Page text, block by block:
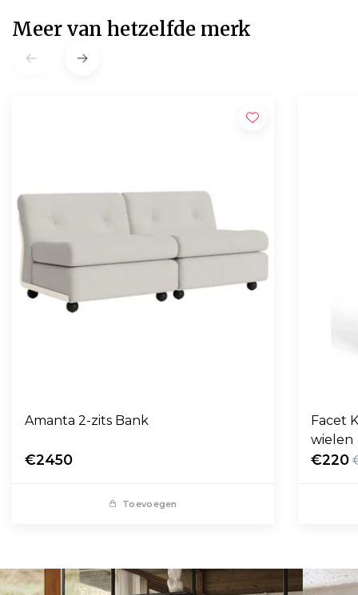
Meer van hetzelfde merk
Amanta 2-zits Bank
€2450
Toevoegen
Facet
wielen
€220